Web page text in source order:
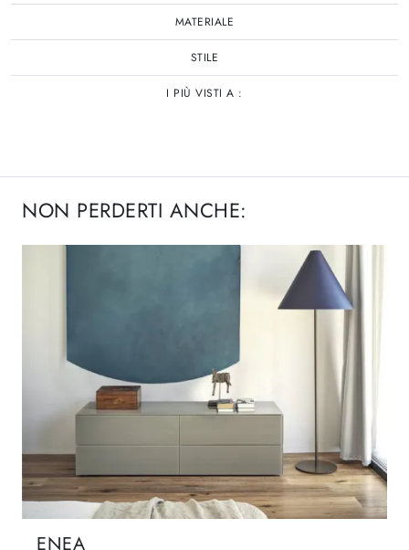
MATERIALE
STILE
I PIÙ VISTI A :
NON PERDERTI ANCHE:
ENEA